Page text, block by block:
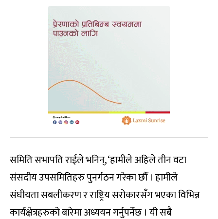
समिति सभापति राईले भनिन्, ‘हामीले अहिले तीन वटा
संसदीय उपसमितिहरु पुनर्गठन गरेका छौँ । हामीले
संघीयता सबलीकरण र राष्ट्रिय सरोकारसँग भएका विभिन्न
कार्यक्षेत्रहरुको बारेमा अध्ययन गर्नुपर्नेछ । यी सबै